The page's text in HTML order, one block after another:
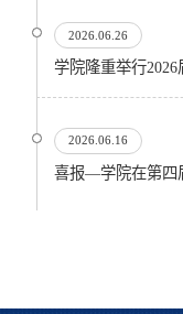
2026.06.26
学院隆重举行
2026.06.16